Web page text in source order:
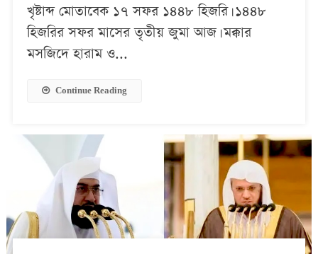
খৃষ্টাব্দ মোতাবেক ১৭ সফর ১৪৪৮ হিজরি। ১৪৪৮
হিজরির সফর মাসের তৃতীয় জুমা আজ। মক্কার
মসজিদে হারাম ও...
Continue Reading